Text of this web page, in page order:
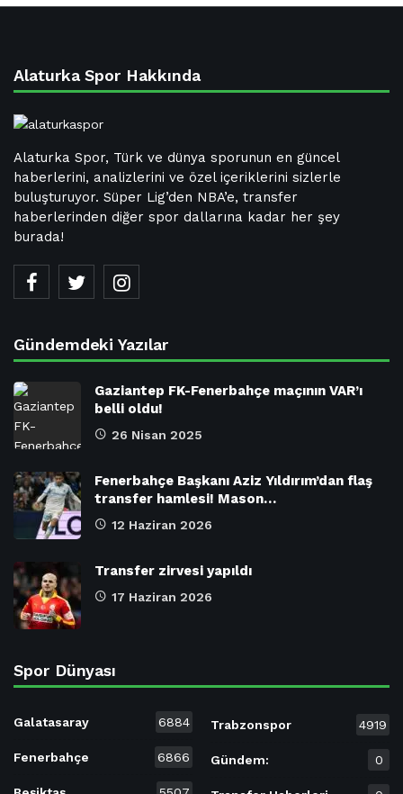
Alaturka Spor Hakkında
Alaturka Spor, Türk ve dünya sporunun en güncel
haberlerini, analizlerini ve özel içeriklerini sizlerle
buluşturuyor. Süper Lig’den NBA’e, transfer
haberlerinden diğer spor dallarına kadar her şey
burada!
Gündemdeki Yazılar
Gaziantep FK-Fenerbahçe maçının VAR’ı
belli oldu!
26 Nisan 2025
Fenerbahçe Başkanı Aziz Yıldırım’dan flaş
transfer hamlesi! Mason…
12 Haziran 2026
Transfer zirvesi yapıldı
17 Haziran 2026
Spor Dünyası
Galatasaray 6884
Fenerbahçe 6866
Trabzonspor 4919
Gündem: 0